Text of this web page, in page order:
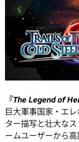
『The Legend of
巨大軍事国家・エ
ター描写と壮大な
ームユーザーから